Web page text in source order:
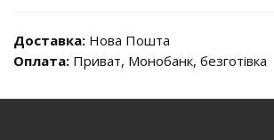
Доставка: Нова Пошта
Оплата: Приват, Монобанк, безготівка